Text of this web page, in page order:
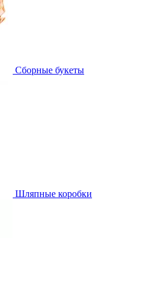
Сборные букеты
Шляпные коробки